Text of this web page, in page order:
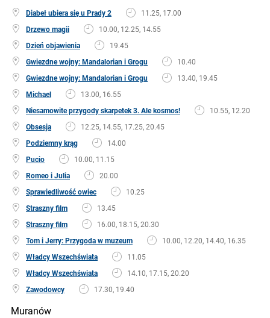
Diabeł ubiera się u Prady 2
11.25, 17.00
Drzewo magii
10.00, 12.25, 14.55
Dzień objawienia
19.45
Gwiezdne wojny: Mandalorian i Grogu
10.40
Gwiezdne wojny: Mandalorian i Grogu
13.40, 19.45
Michael
13.00, 16.55
Niesamowite przygody skarpetek 3. Ale kosmos!
10.55, 12.20
Obsesja
12.25, 14.55, 17.25, 20.45
Podziemny krąg
14.00
Pucio
10.00, 11.15
Romeo i Julia
20.00
Sprawiedliwość owiec
10.25
Straszny film
13.45
Straszny film
16.00, 18.15, 20.30
Tom i Jerry: Przygoda w muzeum
10.00, 12.20, 14.40, 16.35
Władcy Wszechświata
11.05
Władcy Wszechświata
14.10, 17.15, 20.20
Zawodowcy
17.30, 19.40
Muranów